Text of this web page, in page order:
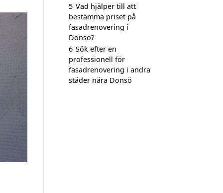
5 Vad hjälper till att
bestämma priset på
fasadrenovering i
Donsö?
6 Sök efter en
professionell för
fasadrenovering i andra
städer nära Donsö